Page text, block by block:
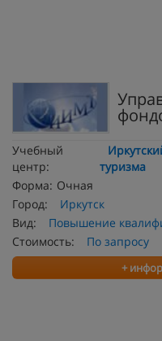
Учебный
центр:
туризма
Форма: Очная
Город:
Иркутск
Вид:
Повышение
Стоимость:
По запросу
+